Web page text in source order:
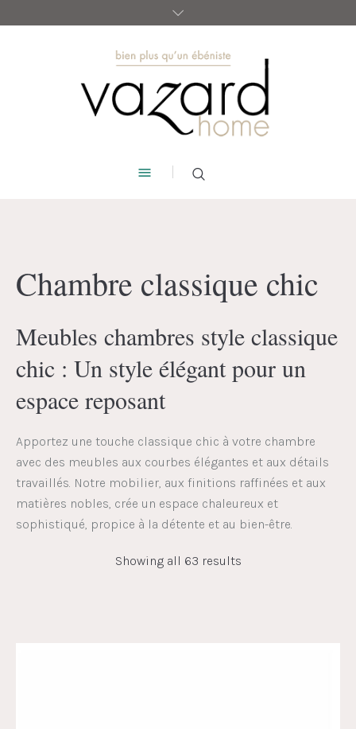
Chambre classique chic
Meubles chambres style classique
chic : Un style élégant pour un
espace reposant
Apportez une touche classique chic à votre chambre
avec des meubles aux courbes élégantes et aux détails
travaillés. Notre mobilier, aux finitions raffinées et aux
matières nobles, crée un espace chaleureux et
sophistiqué, propice à la détente et au bien-être.
Showing all 63 results